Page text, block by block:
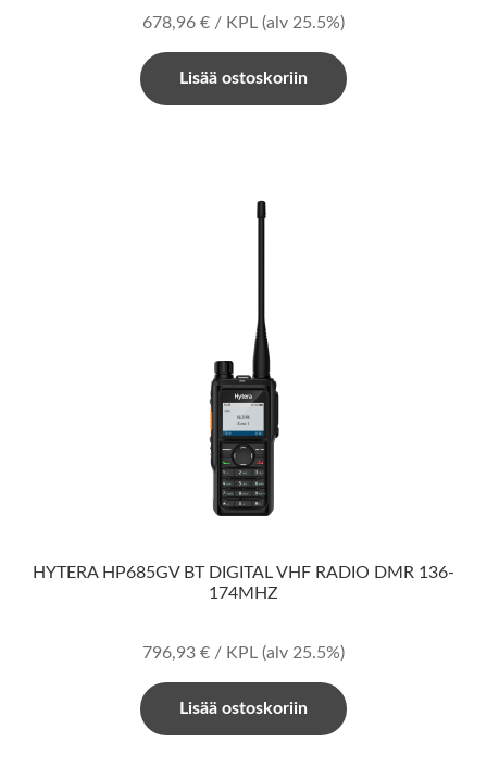
678,96 € / KPL (alv 25.5%)
Lisää ostoskoriin
HYTERA HP685GV BT DIGITAL VHF RADIO DMR 136-
174MHZ
796,93 € / KPL (alv 25.5%)
Lisää ostoskoriin